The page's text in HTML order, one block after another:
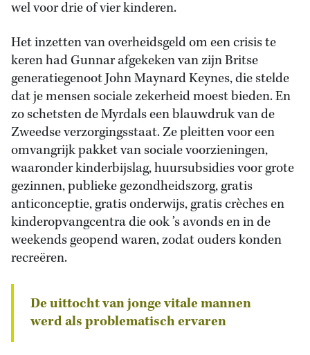
wel voor drie of vier kinderen.
Het inzetten van overheidsgeld om een crisis te
keren had Gunnar afgekeken van zijn Britse
generatiegenoot John Maynard Keynes, die stelde
dat je mensen sociale zekerheid moest bieden. En
zo schetsten de Myrdals een blauwdruk van de
Zweedse verzorgingsstaat. Ze pleitten voor een
omvangrijk pakket van sociale voorzieningen,
waaronder kinderbijslag, huursubsidies voor grote
gezinnen, publieke gezondheidszorg, gratis
anticonceptie, gratis onderwijs, gratis crèches en
kinderopvangcentra die ook ’s avonds en in de
weekends geopend waren, zodat ouders konden
recreëren.
De uittocht van jonge vitale mannen
werd als problematisch ervaren